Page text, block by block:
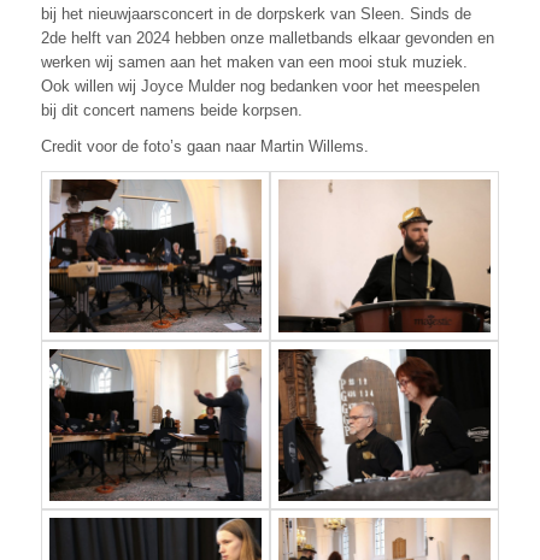
bij het nieuwjaarsconcert in de dorpskerk van Sleen. Sinds de
2de helft van 2024 hebben onze malletbands elkaar gevonden en
werken wij samen aan het maken van een mooi stuk muziek.
Ook willen wij Joyce Mulder nog bedanken voor het meespelen
bij dit concert namens beide korpsen.
Credit voor de foto’s gaan naar Martin Willems.